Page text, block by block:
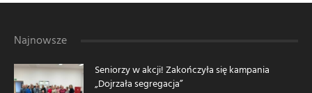
Najnowsze
Seniorzy w akcji! Zakończyła się kampania
„Dojrzała segregacja”